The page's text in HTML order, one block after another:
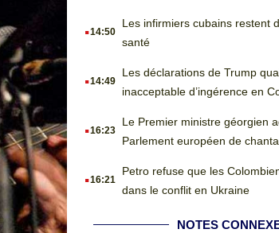
.14:50
Les infirmiers cubains restent
santé
.14:49
Les déclarations de Trump
inacceptable d’ingérence en
.16:23
Le Premier ministre géorgien
Parlement européen de
.16:21
Petro refuse que les
dans le conflit en Ukraine
NOTES